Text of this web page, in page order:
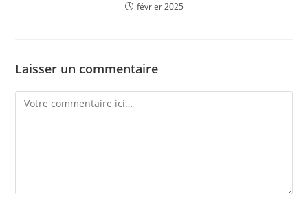
février 2025
Laisser un commentaire